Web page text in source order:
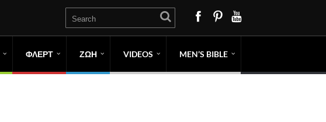
ΦΛΕΡΤ ΖΩΗ VIDEOS MEN’S BIBLE